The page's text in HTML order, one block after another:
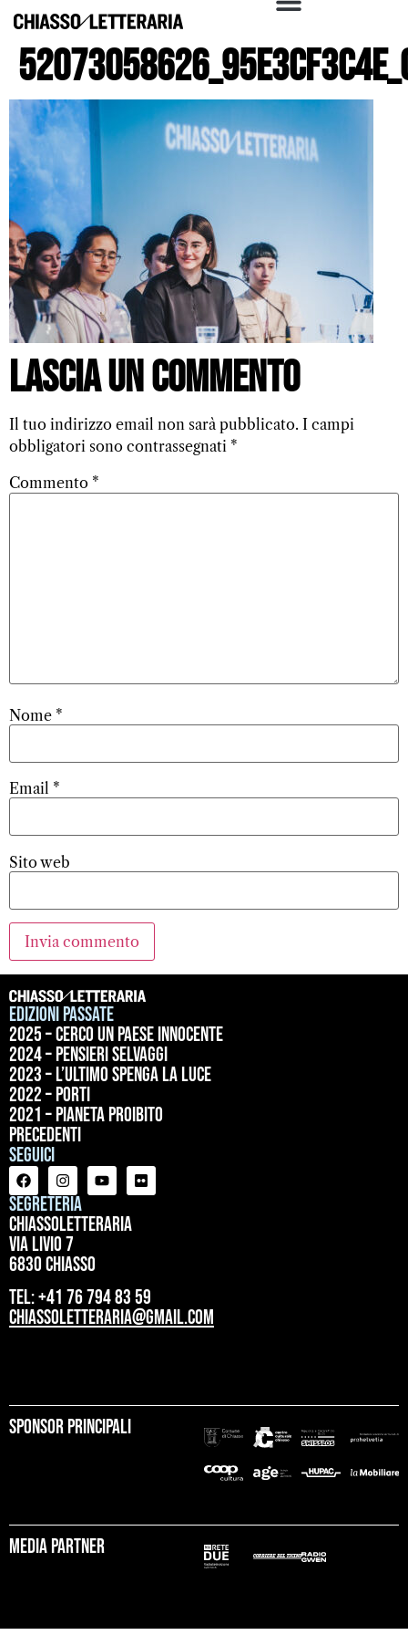
Lascia un commento
Il tuo indirizzo email non sarà pubblicato. I campi
obbligatori sono contrassegnati *
Commento *
Nome *
Email *
Sito web
Edizioni passate
2025 – Cerco un paese innocente
2024 – Pensieri selvaggi
2023 – L’ultimo spenga la luce
2022 – Porti
2021 – Pianeta proibito
precedenti
Seguici
Segreteria
ChiassoLetteraria
Via Livio 7
6830 Chiasso
tel: +41 76 794 83 59
chiassoletteraria@gmail.com
Sponsor principali
Media partner